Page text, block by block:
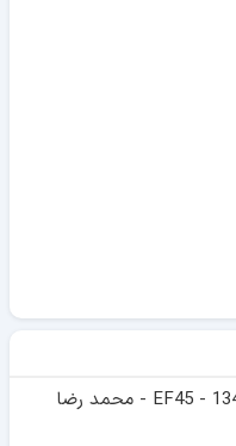
مدال یادبود نقره جشن تاجگذاری 1346 - EF45 - محمد رضا